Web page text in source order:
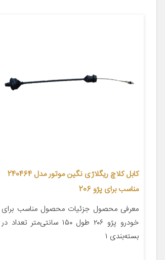
کابل کلاچ ریگلاژی نگین موتور مدل 240464
مناسب برای پژو 206
معرفی محصول جزئیات محصول مناسب برای
خودرو پژو ۲۰۶ طول ۱۵۰ سانتی‌متر تعداد در
بسته‌بندی ۱